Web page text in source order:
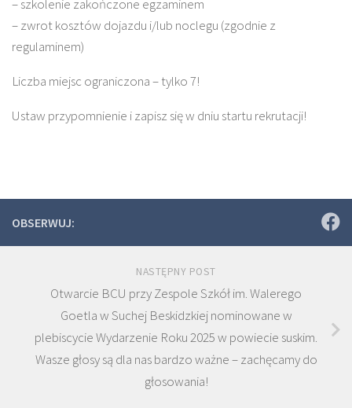
– szkolenie zakończone egzaminem
– zwrot kosztów dojazdu i/lub noclegu (zgodnie z
regulaminem)
Liczba miejsc ograniczona – tylko 7!
Ustaw przypomnienie i zapisz się w dniu startu rekrutacji!
OBSERWUJ:
NASTĘPNY POST
Otwarcie BCU przy Zespole Szkół im. Walerego
Goetla w Suchej Beskidzkiej nominowane w
plebiscycie Wydarzenie Roku 2025 w powiecie suskim.
Wasze głosy są dla nas bardzo ważne – zachęcamy do
głosowania!